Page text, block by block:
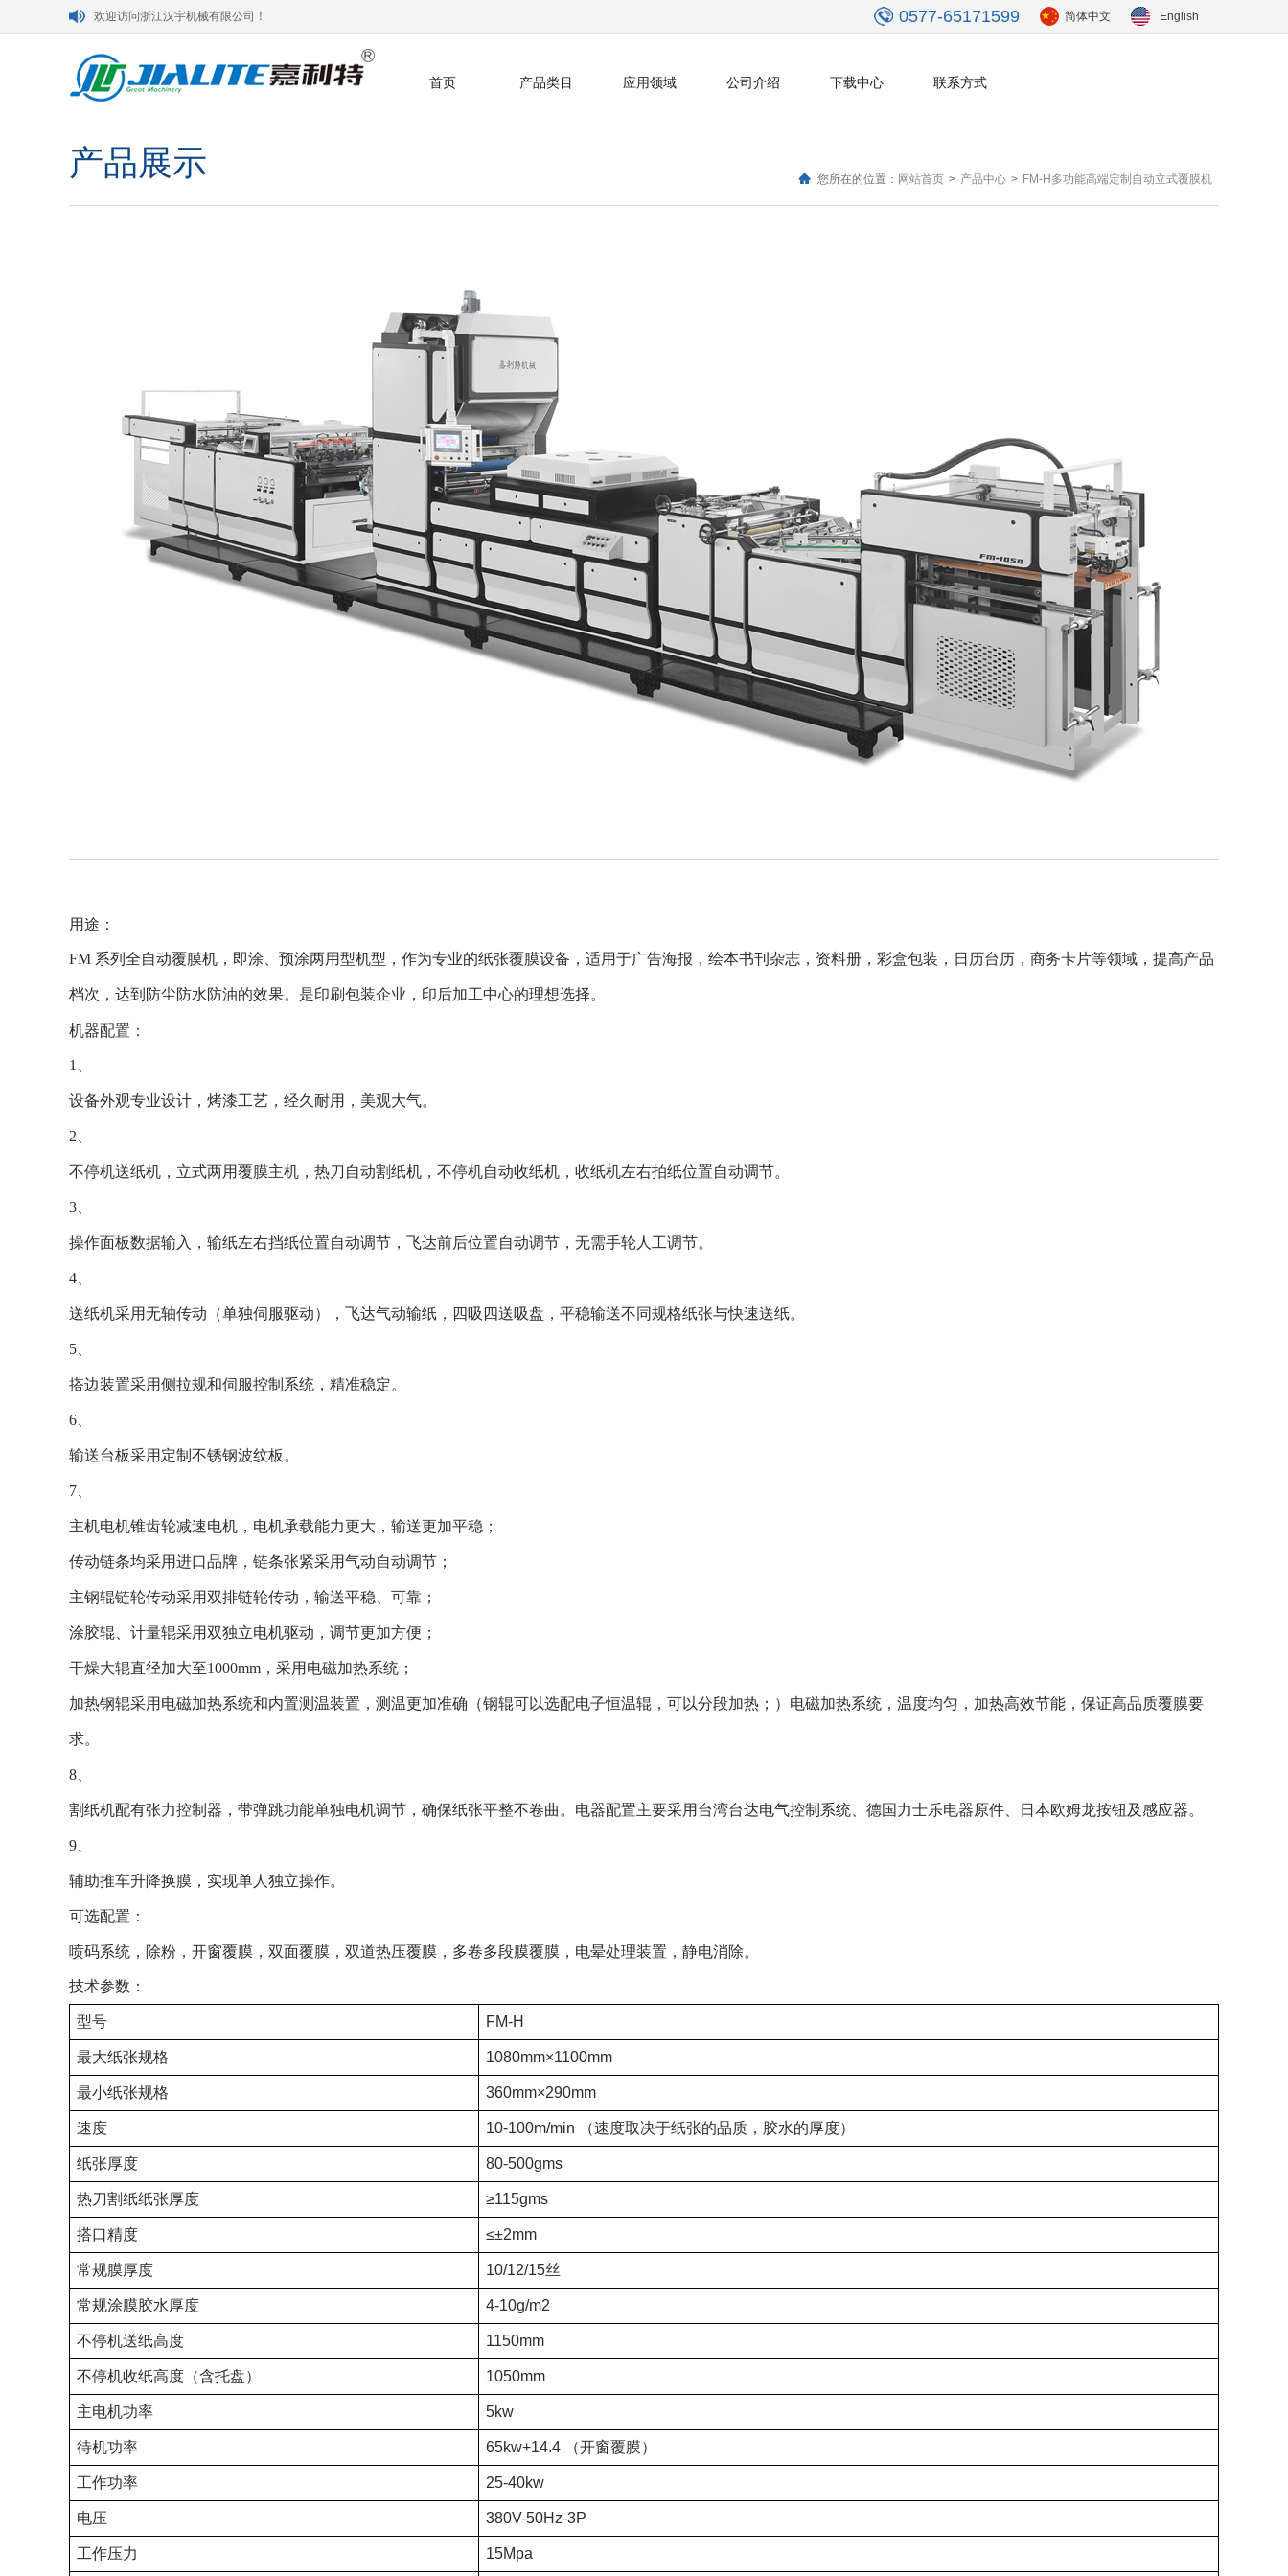
欢迎访问浙江汉宇机械有限公司！ 0577-65171599 简体中文 English
首页 产品类目 应用领域 公司介绍 下载中心 联系方式
产品展示 您所在的位置： 网站首页 > 产品中心 > FM-H多功能高端定制自动立式覆膜机
用途：
FM 系列全自动覆膜机，即涂、预涂两用型机型，作为专业的纸张覆膜设备，适用于广告海报，绘本书刊杂志，资料册，彩盒包装，日历台历，商务卡片等领域， 提高产品
档次，达到防尘防水防油的效果。是印刷包装企业，印后加工中心的理想选择。
机器配置：
1、
设备外观专业设计，烤漆工艺，经久耐用，美观大气。
2、
不停机送纸机，立式两用覆膜主机，热刀自动割纸机，不停机自动收纸机，收纸机左右拍纸位置自动调节。
3、
操作面板数据输入，输纸左右挡纸位置自动调节，飞达前后位置自动调节，无需手轮人工调节。
4、
送纸机采用无轴传动（单独伺服驱动），飞达气动输纸，四吸四送吸盘，平稳输送不同规格纸张与快速送纸。
5、
搭边装置采用侧拉规和伺服控制系统，精准稳定。
6、
输送台板采用定制不锈钢波纹板。
7、
主机电机锥齿轮减速电机，电机承载能力更大，输送更加平稳；
传动链条均采用进口品牌，链条张紧采用气动自动调节；
主钢辊链轮传动采用双排链轮传动，输送平稳、可靠；
涂胶辊、计量辊采用双独立电机驱动，调节更加方便；
干燥大辊直径加大至1000mm ，采用电磁加热系统；
加热钢辊采用电磁加热系统和内置测温装置，测温更加准确（钢辊可以选配电子恒温辊，可以分段加热；）电磁加热系统，温度均匀，加热高效节能，保证高品质覆膜要
求。
8、
割纸机配有张力控制器，带弹跳功能单独电机调节，确保纸张平整不卷曲。电器配置主要采用台湾台达电气控制系统、德国力士乐电器原件、日本欧姆龙按钮及感应器。
9、
辅助推车升降换膜，实现单人独立操作。
可选配置：
喷码系统，除粉，开窗覆膜，双面覆膜，双道热压覆膜，多卷多段膜覆膜，电晕处理装置，静电消除。
技术参数：
型号 FM-H
最大纸张规格 1080mm×1100mm
最小纸张规格 360mm×290mm
速度 10-100m/min （速度取决于纸张的品质，胶水的厚度）
纸张厚度 80-500gms
热刀割纸纸张厚度 ≥115gms
搭口精度 ≤±2mm
常规膜厚度 10/12/15丝
常规涂膜胶水厚度 4-10g/m2
不停机送纸高度 1150mm
不停机收纸高度（含托盘） 1050mm
主电机功率 5kw
待机功率 65kw+14.4 （开窗覆膜）
工作功率 25-40kw
电压 380V-50Hz-3P
工作压力 15Mpa